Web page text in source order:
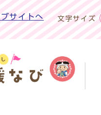
サイトへ 文字サイズ